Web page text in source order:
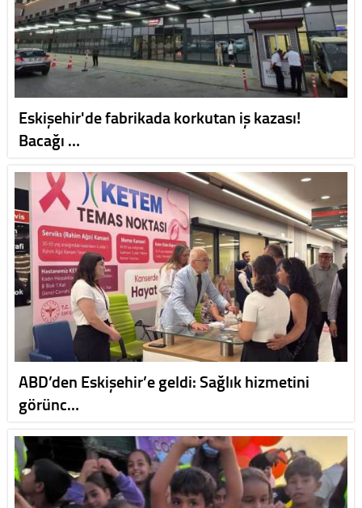
Eskişehir'de fabrikada korkutan iş kazası!
Bacağı …
ABD’den Eskişehir’e geldi: Sağlık hizmetini
görünc…